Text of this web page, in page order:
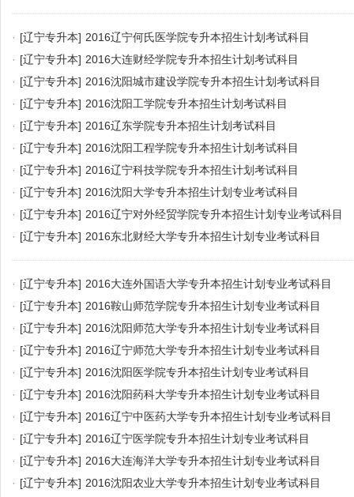
· [辽宁专升本] 2016辽宁何氏医学院专升本招生计划考试科目
· [辽宁专升本] 2016大连财经学院专升本招生计划考试科目
· [辽宁专升本] 2016沈阳城市建设学院专升本招生计划考试科目
· [辽宁专升本] 2016沈阳工学院专升本招生计划考试科目
· [辽宁专升本] 2016辽东学院专升本招生计划考试科目
· [辽宁专升本] 2016沈阳工程学院专升本招生计划考试科目
· [辽宁专升本] 2016辽宁科技学院专升本招生计划考试科目
· [辽宁专升本] 2016沈阳大学专升本招生计划专业考试科目
· [辽宁专升本] 2016辽宁对外经贸学院专升本招生计划专业考试科目
· [辽宁专升本] 2016东北财经大学专升本招生计划专业考试科目
· [辽宁专升本] 2016大连外国语大学专升本招生计划专业考试科目
· [辽宁专升本] 2016鞍山师范学院专升本招生计划专业考试科目
· [辽宁专升本] 2016沈阳师范大学专升本招生计划专业考试科目
· [辽宁专升本] 2016辽宁师范大学专升本招生计划专业考试科目
· [辽宁专升本] 2016沈阳医学院专升本招生计划专业考试科目
· [辽宁专升本] 2016沈阳药科大学专升本招生计划专业考试科目
· [辽宁专升本] 2016辽宁中医药大学专升本招生计划专业考试科目
· [辽宁专升本] 2016辽宁医学院专升本招生计划专业考试科目
· [辽宁专升本] 2016大连海洋大学专升本招生计划专业考试科目
· [辽宁专升本] 2016沈阳农业大学专升本招生计划专业考试科目